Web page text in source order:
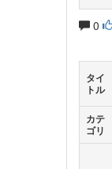
0
タイ
トル
カテ
ゴリ